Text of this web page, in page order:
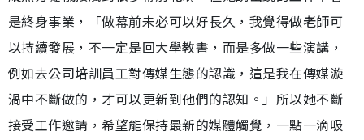
是終身事業，「做幕前未必可以好長久，我覺得做老師可
以持續發展，不一定是回大學教書，而是多做一些演講，
例如去公司培訓員工對傳媒生態的認識，這是我在傳媒漩
渦中不斷做的，才可以更新到他們的認知。」所以她不斷
接受工作邀請，希望能保持最新的媒體觸覺，一點一滴吸